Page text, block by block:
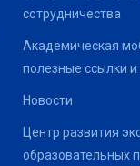
сотрудничества
Академическая
полезные ссылки
Новости
Центр развития
образовательных